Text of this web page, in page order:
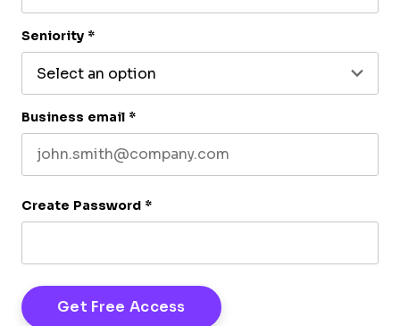
Seniority *
Business email *
Create Password *